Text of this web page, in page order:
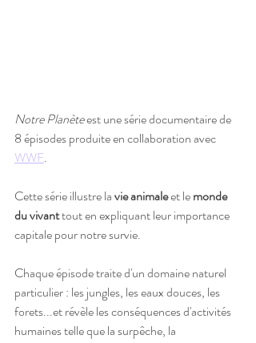
Notre Planète est une série documentaire de
8 épisodes produite en collaboration avec
WWF.
Cette série illustre la vie animale et le monde
du vivant tout en expliquant leur importance
capitale pour notre survie.
Chaque épisode traite d'un domaine naturel
particulier : les jungles, les eaux douces, les
forets...et révèle les conséquences d'activités
humaines telle que la surpêche, la